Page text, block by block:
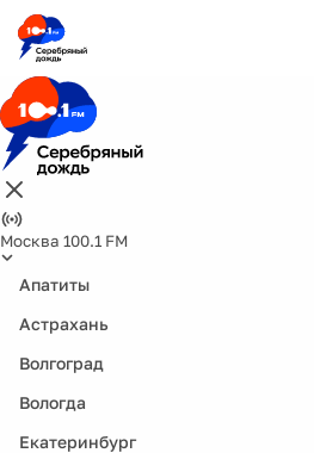
Москва 100.1 FM
Апатиты
Астрахань
Волгоград
Вологда
Екатеринбург